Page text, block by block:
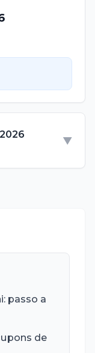
2026
▼
passo a
de